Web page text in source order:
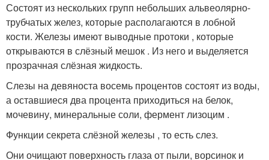
Состоят из нескольких групп небольших альвеолярно-
трубчатых желез, которые располагаются в лобной
кости. Железы имеют выводные протоки , которые
открываются в слёзный мешок . Из него и выделяется
прозрачная слёзная жидкость.
Слезы на девяноста восемь процентов состоят из воды,
а оставшиеся два процента приходиться на белок,
мочевину, минеральные соли, фермент лизоцим .
Функции секрета слёзной железы , то есть слез.
Они очищают поверхность глаза от пыли, ворсинок и